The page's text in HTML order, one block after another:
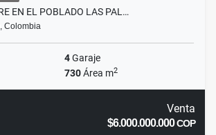
EN EL POBLADO LAS PAL…
Colombia
4Garaje
730Área m2
Venta
$6.000.000.000COP